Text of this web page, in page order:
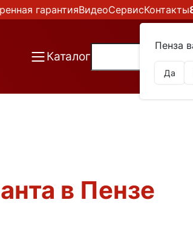
гарантияВидеоСервисКонтакты
Пенза
Да
Каталог
в Пензе